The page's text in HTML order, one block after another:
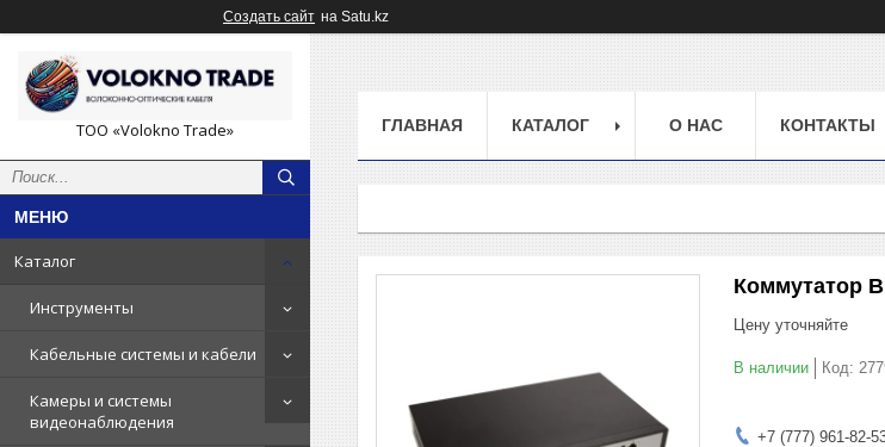
Создать сайт на Satu.kz
ТОО «Volokno Trade»
Каталог
Инструменты
Кабельные системы и кабели
Камеры и системы
видеонаблюдения
ГЛАВНАЯ КАТАЛОГ О НАС КОНТАКТЫ
Коммутатор
Цену уточняйте
В наличии Код:
+7 (777) 961-82-